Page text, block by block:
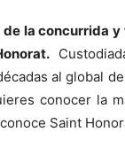
la concurrida
al global
conocer la
Saint